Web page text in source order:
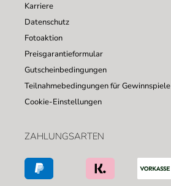
Karriere
Datenschutz
Fotoaktion
Preisgarantieformular
Gutscheinbedingungen
Teilnahmebedingungen für Gewinnspiele
Cookie-Einstellungen
ZAHLUNGSARTEN